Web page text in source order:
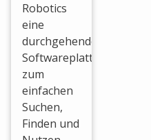
Robotics
eine
durchgehende
Softwareplattform
zum
einfachen
Suchen,
Finden und